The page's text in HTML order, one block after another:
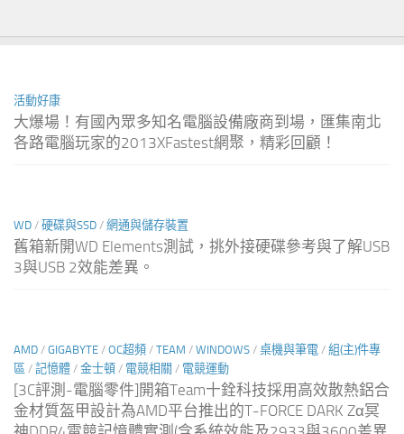
活動好康
大爆場！有國內眾多知名電腦設備廠商到場，匯集南北
各路電腦玩家的2013XFastest網聚，精彩回顧！
WD / 硬碟與SSD / 網通與儲存裝置
舊箱新開WD Elements測試，挑外接硬碟參考與了解USB
3與USB 2效能差異。
AMD / GIGABYTE / OC超頻 / TEAM / WINDOWS / 桌機與筆電 / 組(主)件專
區 / 記憶體 / 金士頓 / 電競相關 / 電競運動
[3C評測-電腦零件]開箱Team十銓科技採用高效散熱鋁合
金材質盔甲設計為AMD平台推出的T-FORCE DARK Zα冥